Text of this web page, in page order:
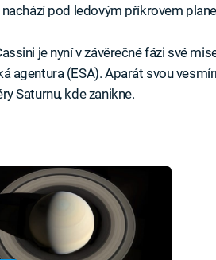
nachází pod ledovým příkrovem
je nyní v závěrečné fázi své
agentura (ESA). Aparát svou
Saturnu, kde zanikne.